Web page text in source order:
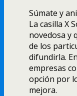
Súmate y
La casilla X
novedosa y
de los
difundirla.
empresas
opción por
mejora.